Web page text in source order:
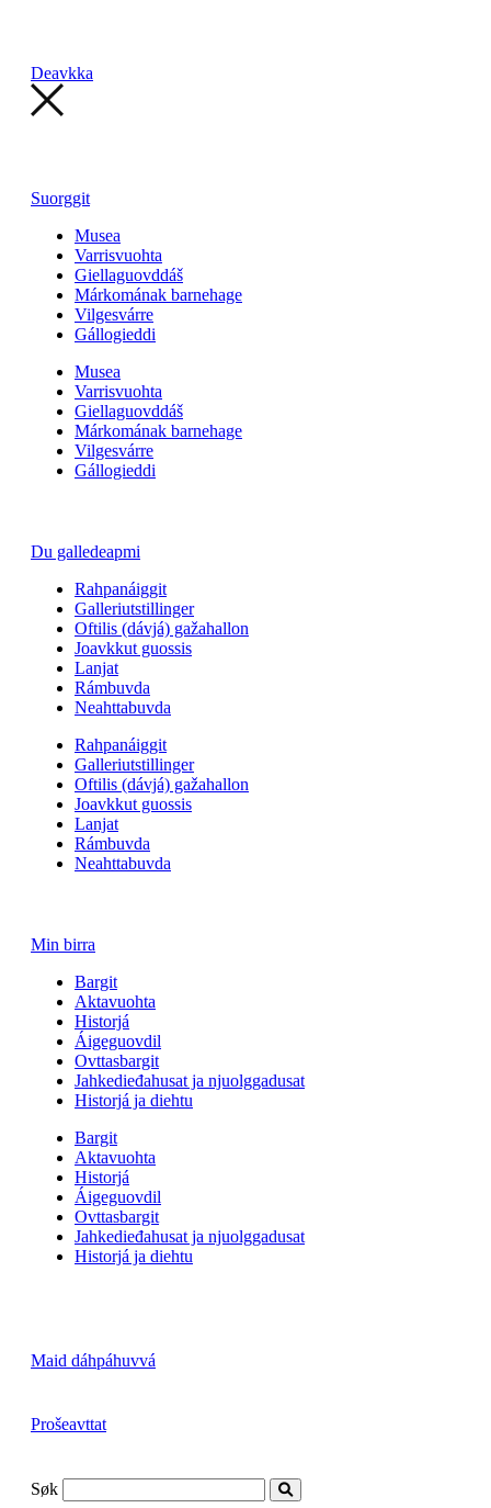
Deavkka
Suorggit
Musea
Varrisvuohta
Giellaguovddáš
Márkomának barnehage
Vilgesvárre
Gállogieddi
Musea
Varrisvuohta
Giellaguovddáš
Márkomának barnehage
Vilgesvárre
Gállogieddi
Du galledeapmi
Rahpanáiggit
Galleriutstillinger
Oftilis (dávjá) gažahallon
Joavkkut guossis
Lanjat
Rámbuvda
Neahttabuvda
Rahpanáiggit
Galleriutstillinger
Oftilis (dávjá) gažahallon
Joavkkut guossis
Lanjat
Rámbuvda
Neahttabuvda
Min birra
Bargit
Aktavuohta
Historjá
Áigeguovdil
Ovttasbargit
Jahkedieđahusat ja njuolggadusat
Historjá ja diehtu
Bargit
Aktavuohta
Historjá
Áigeguovdil
Ovttasbargit
Jahkedieđahusat ja njuolggadusat
Historjá ja diehtu
Maid dáhpáhuvvá
Prošeavttat
Søk